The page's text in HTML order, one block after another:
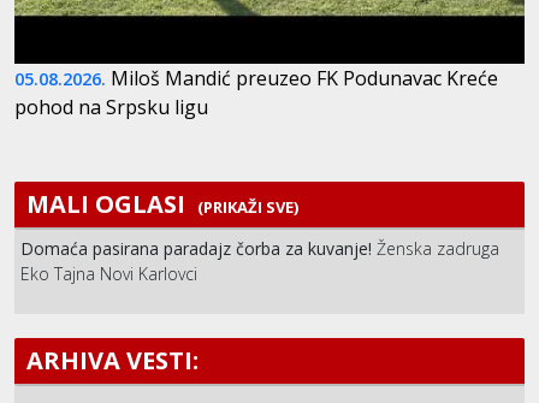
05.08.2026. Miloš Mandić preuzeo FK Podunavac Kreće
pohod na Srpsku ligu
MALI OGLASI (PRIKAŽI SVE)
Domaća pasirana paradajz čorba za kuvanje! Ženska zadruga
Eko Tajna Novi Karlovci počela je prodaju paradajz čorbe
ARHIVA VESTI: